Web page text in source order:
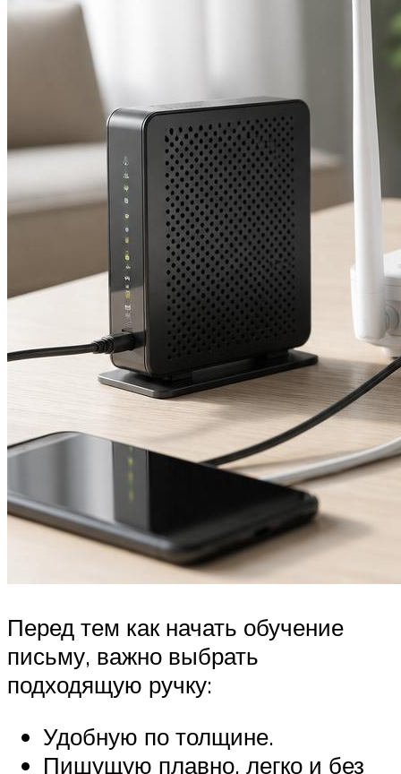
Перед тем как начать обучение
письму, важно выбрать
подходящую ручку:
Удобную по толщине.
Пишущую плавно, легко и без